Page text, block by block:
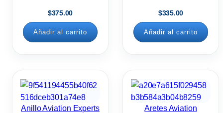
$375.00
Añadir al carrito
$335.00
Añadir al carrito
Anillo Aviation Experts
Aretes Aviation